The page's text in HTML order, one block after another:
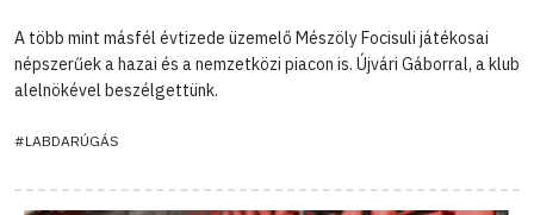
A több mint másfél évtizede üzemelő Mészöly Focisuli játékosai
népszerűek a hazai és a nemzetközi piacon is. Újvári Gáborral, a klub
alelnökével beszélgettünk.
#LABDARÚGÁS